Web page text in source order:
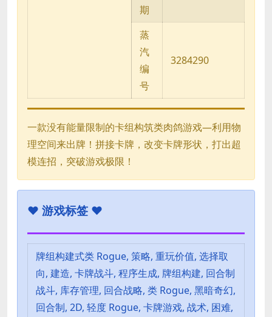
期
蒸
汽
编
号
3284290
一款没有能量限制的卡组构筑类肉鸽游戏—利用物
理空间来出牌！拼接卡牌，改变卡牌形状，打出超
模连招，突破游戏极限！
♥ 游戏标签 ♥
牌组构建式类 Rogue, 策略, 重玩价值, 选择取
向, 建造, 卡牌战斗, 程序生成, 牌组构建, 回合制
战斗, 库存管理, 回合战略, 类 Rogue, 黑暗奇幻,
回合制, 2D, 轻度 Rogue, 卡牌游戏, 战术, 困难,